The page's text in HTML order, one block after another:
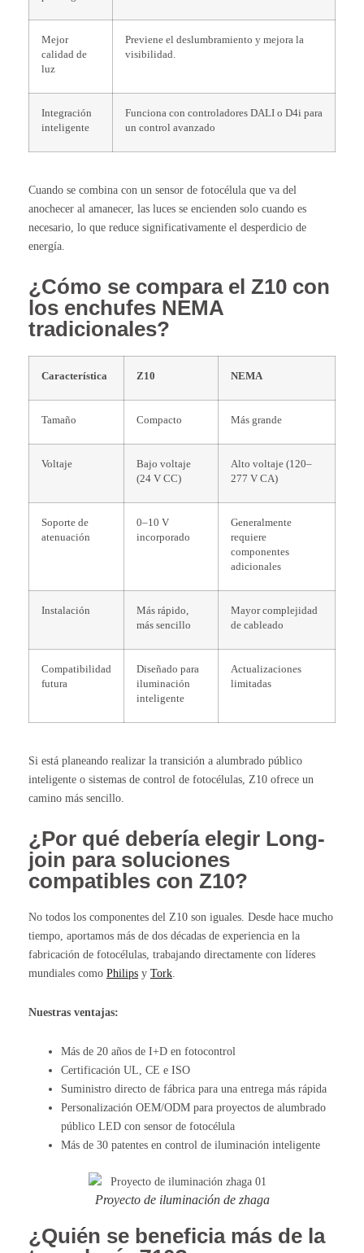
Mejor
calidad de
luz
Previene el deslumbramiento y mejora la
visibilidad.
Integración
inteligente
Funciona con controladores DALI o D4i para
un control avanzado
Cuando se combina con un sensor de fotocélula que va del
anochecer al amanecer, las luces se encienden solo cuando es
necesario, lo que reduce significativamente el desperdicio de
energía.
¿Cómo se compara el Z10 con
los enchufes NEMA
tradicionales?
Característica Z10 NEMA
Tamaño Compacto Más grande
Voltaje
Bajo voltaje
(24 V CC)
Alto voltaje (120–
277 V CA)
Soporte de
atenuación
0–10 V
incorporado
Generalmente
requiere
componentes
adicionales
Instalación
Más rápido,
más sencillo
Mayor complejidad
de cableado
Compatibilidad
futura
Diseñado para
iluminación
inteligente
Actualizaciones
limitadas
Si está planeando realizar la transición a alumbrado público
inteligente o sistemas de control de fotocélulas, Z10 ofrece un
camino más sencillo.
¿Por qué debería elegir Long-
join para soluciones
compatibles con Z10?
No todos los componentes del Z10 son iguales. Desde hace mucho
tiempo, aportamos más de dos décadas de experiencia en la
fabricación de fotocélulas, trabajando directamente con líderes
mundiales como Philips y Tork.
Nuestras ventajas:
Más de 20 años de I+D en fotocontrol
Certificación UL, CE e ISO
Suministro directo de fábrica para una entrega más rápida
Personalización OEM/ODM para proyectos de alumbrado
público LED con sensor de fotocélula
Más de 30 patentes en control de iluminación inteligente
Proyecto de iluminación de zhaga
¿Quién se beneficia más de la